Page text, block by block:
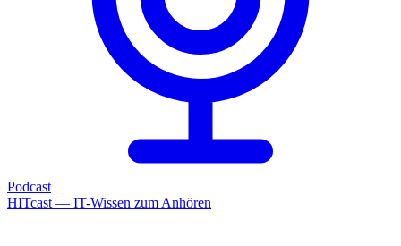
Podcast
HITcast — IT-Wissen zum Anhören